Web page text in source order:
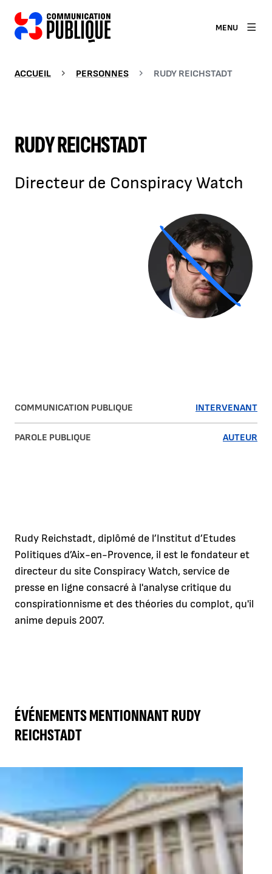
MENU
ACCUEIL PERSONNES RUDY REICHSTADT
RUDY REICHSTADT
Directeur de Conspiracy Watch
Agrandir
COMMUNICATION PUBLIQUE INTERVENANT
PAROLE PUBLIQUE AUTEUR
Rudy Reichstadt, diplômé de l’Institut d’Etudes
Politiques d’Aix-en-Provence, il est le fondateur et
directeur du site Conspiracy Watch, service de
presse en ligne consacré à l'analyse critique du
conspirationnisme et des théories du complot, qu'il
anime depuis 2007.
ÉVÉNEMENTS MENTIONNANT RUDY
REICHSTADT